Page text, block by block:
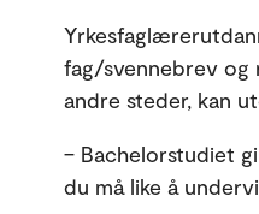
fag/svennebrev og
andre steder, kan
– Bachelorstudiet
du må like å